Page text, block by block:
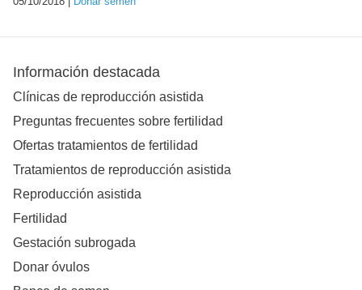
Información destacada
Clínicas de reproducción asistida
Preguntas frecuentes sobre fertilidad
Ofertas tratamientos de fertilidad
Tratamientos de reproducción asistida
Reproducción asistida
Fertilidad
Gestación subrogada
Donar óvulos